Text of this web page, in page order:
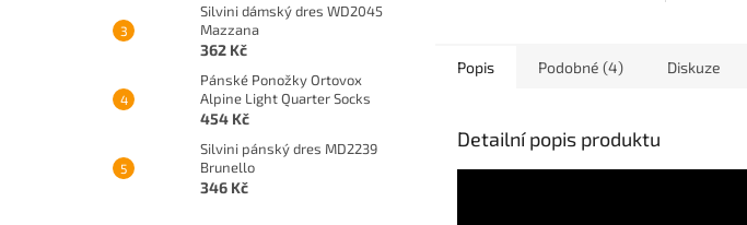
Silvini dámský dres WD2045
Mazzana
362 Kč
Pánské Ponožky Ortovox
Alpine Light Quarter Socks
454 Kč
Silvini pánský dres MD2239
Brunello
346 Kč
Popis Podobné (4) Diskuze
Detailní popis produktu